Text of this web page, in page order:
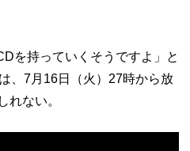
を持っていくそうですよ」と
、7月16日（火）27時から放
れない。